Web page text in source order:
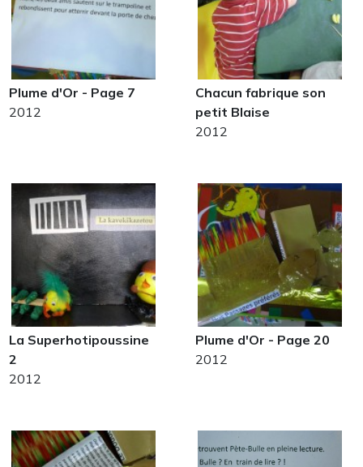
Plume d'Or - Page 7
2012
Chacun fabrique son
petit Blaise
2012
La Superhotipoussine
2
2012
Plume d'Or - Page 20
2012